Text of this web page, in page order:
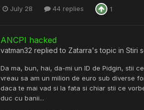
July 28 44 replies 1
ANCPI hacked
vatman32 replied to Zatarra's topic in Stiri
Da ma, bun, hai, da-mi un ID de Pidgin, stii
vreau sa am un milion de euro sub diverse
daca te mai vad si la fata si chiar stii ce
duc cu banii...